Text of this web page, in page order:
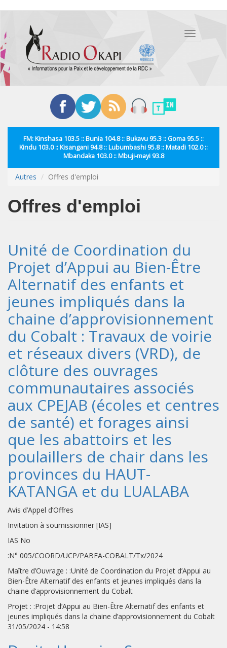
contenu
principal
Toggle
FM: Kinshasa 103.5 :: Bunia 104.8 :: Bukavu 95.3 :: Goma 95.5 ::
Kindu 103.0 :: Kisangani 94.8 :: Lubumbashi 95.8 :: Matadi 102.0 ::
Mbandaka 103.0 :: Mbuji-mayi 93.8
Autres Offres d'emploi
Offres d'emploi
Unité de Coordination du
Projet d’Appui au Bien-Être
Alternatif des enfants et
jeunes impliqués dans la
chaine d’approvisionnement
du Cobalt : Travaux de voirie
et réseaux divers (VRD), de
clôture des ouvrages
communautaires associés
aux CPEJAB (écoles et centres
de santé) et forages ainsi
que les abattoirs et les
poulaillers de chair dans les
provinces du HAUT-
KATANGA et du LUALABA
Avis d’Appel d’Offres
Invitation à soumissionner [IAS]
IAS No
:N° 005/COORD/UCP/PABEA-COBALT/Tx/2024
Maître d’Ouvrage : :Unité de Coordination du Projet d’Appui au
Bien-Être Alternatif des enfants et jeunes impliqués dans la
chaine d’approvisionnement du Cobalt
Projet : :Projet d’Appui au Bien-Être Alternatif des enfants et
jeunes impliqués dans la chaine d’approvisionnement du Cobalt
31/05/2024 - 14:58